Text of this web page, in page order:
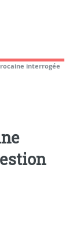
interrogée